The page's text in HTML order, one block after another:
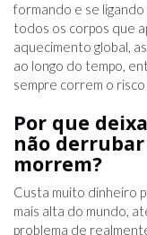
formando e se
todos os corpos que
aquecimento global,
ao longo do tempo,
sempre correm o
Por que
não derrubar
morrem?
Custa muito dinheiro
mais alta do mundo,
problema de